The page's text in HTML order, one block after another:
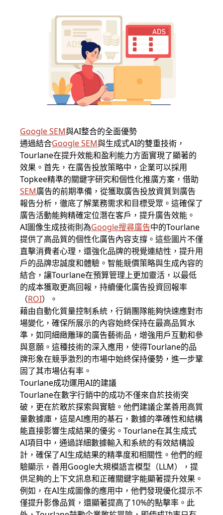
Google SEM與AI整合的全面優勢
通過結合Google SEM與生成式AI的雙重技術，
Tourlane在提升效能和盈利能力方面實現了顯著的
效果。首先，在廣告投放策略中，企業可以採用
Topkee精準的關鍵字研究和個性化推廣方案，借助
SEM廣告的前期準備，從獲取廣告投放資質到廣告
報告分析，徹底了解業務需求和目標受眾。這確保了
廣告活動能夠精確定位潛在客戶，提升廣告效能。
AI圖像生成技術則為Google搜尋廣告中的Tourlane
提供了高品質的個性化廣告內容支撐。這些圖片不僅
直擊消費者心理，還強化品牌的視覺連結性，提升用
戶的品牌忠誠度和體驗。智能競價策略與生成內容的
結合，讓Tourlane在預算管理上更加靈活，以最低
的成本獲取更高回報，持續優化廣告投資回報率
（ROI）。
藉由自動化質量控制系統，行銷團隊能夠快速應對市
場變化，確保所展示的內容始終保持在最高品質水
準，如同細緻雕琢的廣告藝術品，增強用戶互動和參
與意願。這種技術的深入應用，使得Tourlane的品
牌形象在競爭激烈的市場中始終保持優勢，進一步鞏
固了其市場佔有率。
Tourlane成功運用AI的建議
Tourlane在數字行銷中的成功不僅來自於技術突
破，更在於敢於探索與實驗。他們建議企業善用高質
量數據庫，這是AI應用的基石，數據的準確性和結構
能直接影響生成結果的優劣。Tourlane在其生成式
AI項目中，通過詳細數據輸入和系統的有效結構設
計，確保了AI生成結果的精準度和相關性。他們的經
驗顯示，善用Google大規模語言模型（LLM），提
供足夠的上下文訊息和正確關鍵字能顯著提升效果。
例如，在AI生成圖像的應用中，他們發現優化提示不
僅提升影像品質，還顯著提高了10%的點擊率。此